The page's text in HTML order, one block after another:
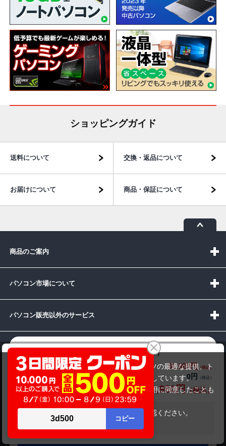
mousecomputer DAIV 4N-H（第11世代CPU）
商品価格(税込) 80,980円
89,980円
オプション小計価格(税込)
0円
商品合計価格(税込)
80,980円
在庫がありません
ショッピングガイド
送料について 交換・返品について
お届けについて 商品・保証について
商品のご案内
パソコン市場について
パソコン販売以外のサービス
お問い合わせ
受付時間：10:00~19:00(休業:日曜日)
お問い合わせはこちら
当サイトでは利用体験の向上およびコンテンツの最適な提供、ト
ラフィックの分析を目的としてCookieを使用しています。
サイトの閲覧を継続された場合、Cookieの利用に同意したことも
のといたします。
をご確認ください。
承諾する